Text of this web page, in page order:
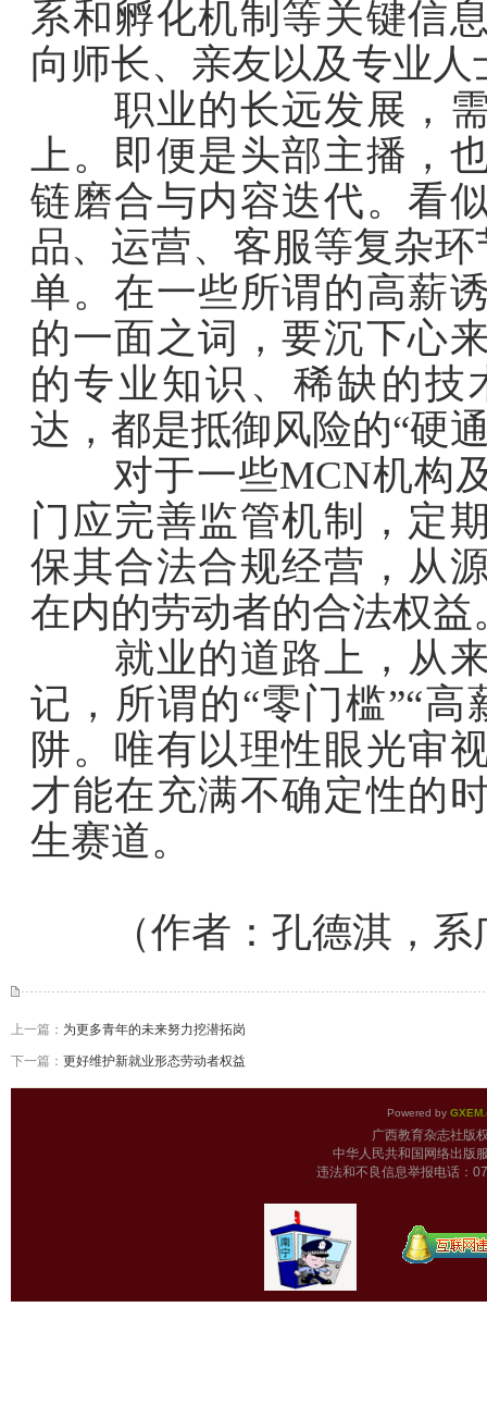
系和孵化机制等关键信
向师长、亲友以及专业
职业的长远发展，需
上。即便是头部主播，
链磨合与内容迭代。看
品、运营、客服等复杂
单。在一些所谓的高薪
的一面之词，要沉下心
的专业知识、稀缺的
达，都是抵御风险的“硬
对于一些MCN机构及
门应完善监管机制，定
保其合法合规经营，从
在内的劳动者的合法权益
就业的道路上，从来
记，所谓的“零门槛”“
阱。唯有以理性眼光审
才能在充满不确定性的
生赛道。
（作者：孔德淇，系
上一篇： 为更多青年的未来努力挖潜拓岗
下一篇： 更好维护新就业形态劳动者权益
Powered by
广西教育杂志
中华人民共和国网络出版
违法和不良信息举报电话：